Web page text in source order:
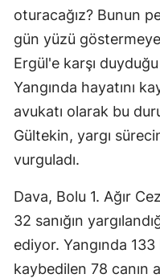
oturacağız? Bunun
gün yüzü
Ergül'e karşı
Yangında hayatını
avukatı olarak bu
Gültekin, yargı
vurguladı.
Dava, Bolu 1. Ağır
32 sanığın
ediyor. Yangında
kaybedilen 78 canın